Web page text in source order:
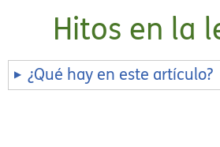
biblioteca
KidsHealth
Hitos en la
¿Qué hay en este artículo?